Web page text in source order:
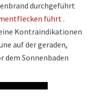
durchgeführt
führt.
Kontraindikationen
auf der geraden,
dem Sonnenbaden